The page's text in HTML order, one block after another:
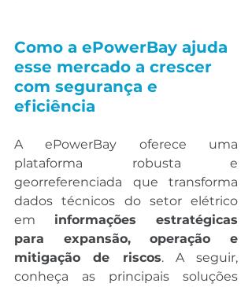
Como a ePowerBay ajuda
esse mercado a crescer
com segurança e
eficiência
A ePowerBay oferece uma
plataforma robusta e
georreferenciada que transforma
dados técnicos do setor elétrico
em informações estratégicas
para expansão, operação e
mitigação de riscos. A seguir,
conheça as principais soluções